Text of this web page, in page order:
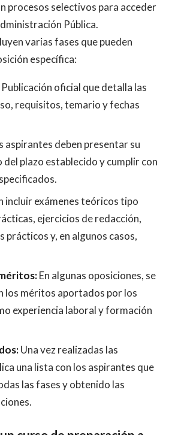
procesos selectivos para acceder
Pública.
varias fases que pueden
específica:
Publicación oficial que detalla las
requisitos, temario y fechas
aspirantes deben presentar su
plazo establecido y cumplir con
incluir exámenes teóricos tipo
ejercicios de redacción,
prácticos y, en algunos casos,
En algunas oposiciones, se
los méritos aportados por los
experiencia laboral y formación
Una vez realizadas las
una lista con los aspirantes que
las fases y obtenido las